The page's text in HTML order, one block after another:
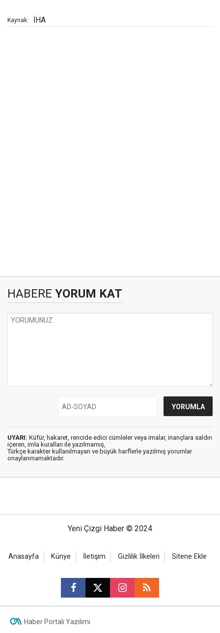
Kaynak: İHA
HABERE YORUM KAT
UYARI: Küfür, hakaret, rencide edici cümleler veya imalar, inançlara saldırı
içeren, imla kuralları ile yazılmamış,
Türkçe karakter kullanılmayan ve büyük harflerle yazılmış yorumlar
onaylanmamaktadır.
Yeni Çizgi Haber © 2024
Anasayfa Künye İletişim Gizlilik İlkeleri Sitene Ekle
Haber Portalı Yazılımı